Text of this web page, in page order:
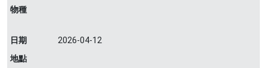
物種
日期
2026-04-12
地點